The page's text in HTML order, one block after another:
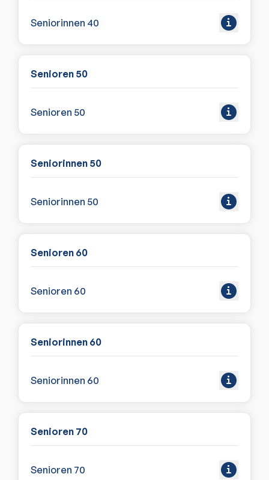
Seniorinnen 40
Senioren 50
Senioren 50
Seniorinnen 50
Seniorinnen 50
Senioren 60
Senioren 60
Seniorinnen 60
Seniorinnen 60
Senioren 70
Senioren 70